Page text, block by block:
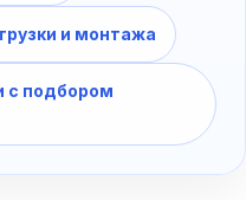
и монтажа
с подбором